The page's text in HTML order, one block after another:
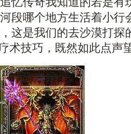
段哪个地方生活着小行
这是我们的去沙漠打探
术技巧，既然如此点声